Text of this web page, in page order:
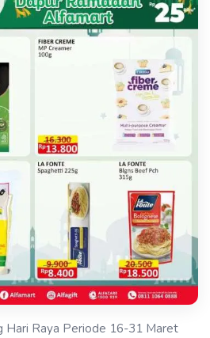
Hari Raya Periode 16-31 Maret